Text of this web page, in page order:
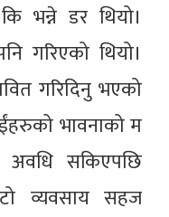
भन्ने डर थियो।
गरिएको थियो।
गरिदिनु भएको
भावनाको म
अवधि सकिएपछि
व्यवसाय सहज